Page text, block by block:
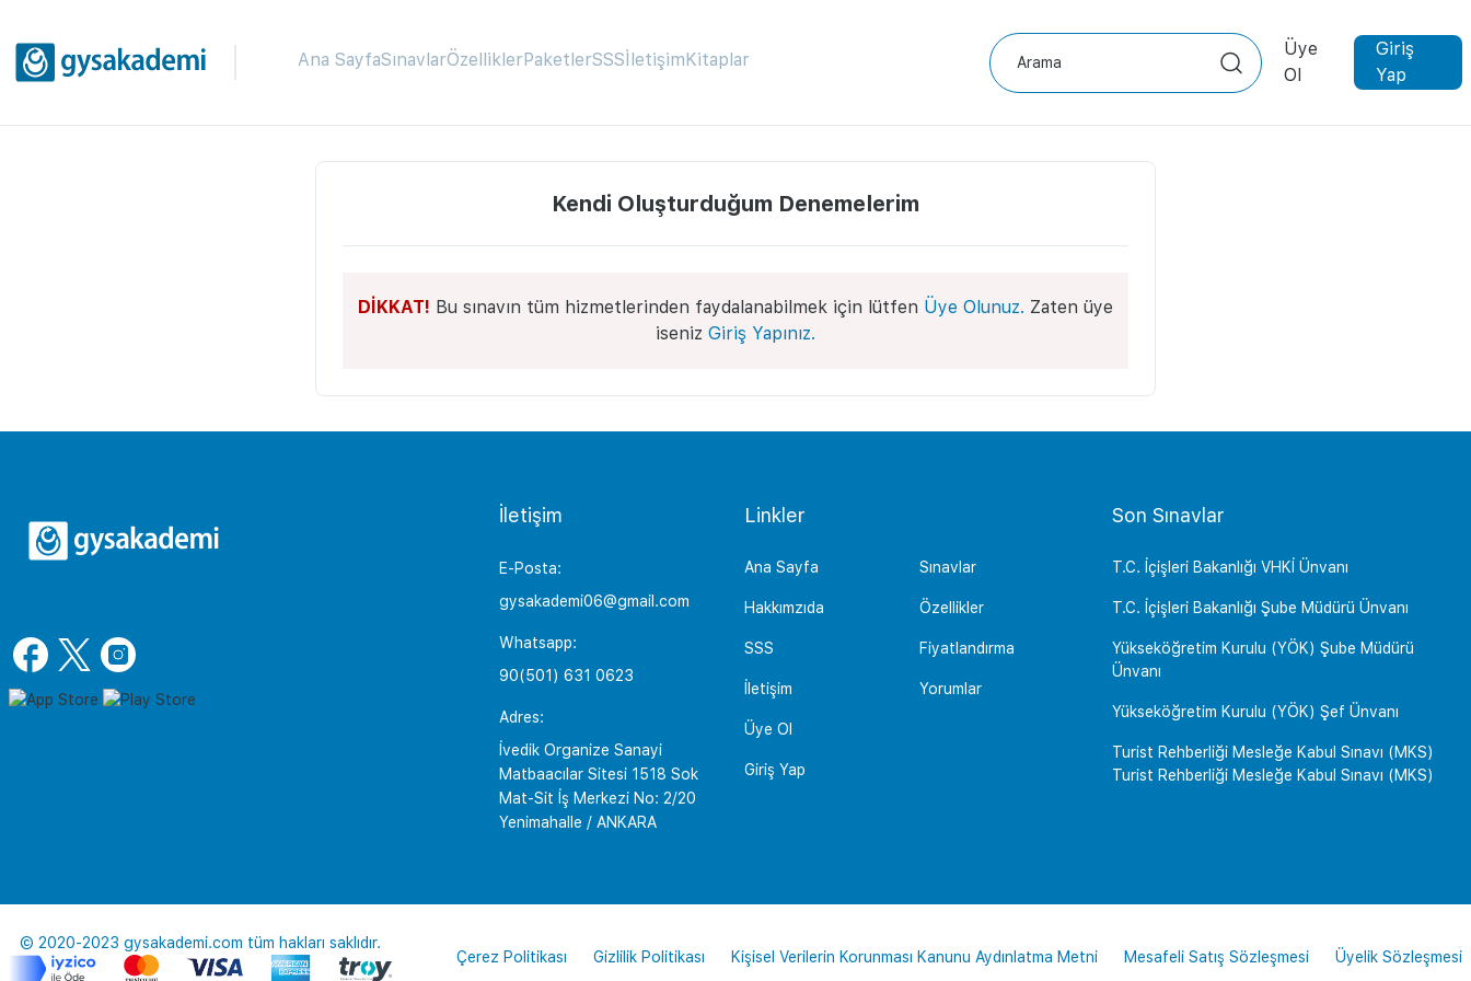
Ana SayfaSınavlarÖzelliklerPaketlerSSSİletişimKitaplar
Üye
Ol
Giriş
Yap
Kendi Oluşturduğum Denemelerim
DİKKAT! Bu sınavın tüm hizmetlerinden faydalanabilmek için lütfen Üye Olunuz. Zaten üye
iseniz Giriş Yapınız.
İletişim
E-Posta:
gysakademi06@gmail.com
Whatsapp:
90(501) 631 0623
Adres:
İvedik Organize Sanayi
Matbaacılar Sitesi 1518 Sok
Mat-Sit İş Merkezi No: 2/20
Yenimahalle / ANKARA
Linkler
Ana Sayfa
Hakkımzıda
SSS
İletişim
Üye Ol
Giriş Yap
Sınavlar
Özellikler
Fiyatlandırma
Yorumlar
Son Sınavlar
T.C. İçişleri Bakanlığı VHKİ Ünvanı
T.C. İçişleri Bakanlığı Şube Müdürü Ünvanı
Yükseköğretim Kurulu (YÖK) Şube Müdürü
Ünvanı
Yükseköğretim Kurulu (YÖK) Şef Ünvanı
Turist Rehberliği Mesleğe Kabul Sınavı (MKS)
Turist Rehberliği Mesleğe Kabul Sınavı (MKS)
© 2020-2023 gysakademi.com tüm hakları saklıdır.
Çerez Politikası
Gizlilik Politikası Kişisel Verilerin Korunması Kanunu Aydınlatma Metni Mesafeli Satış Sözleşmesi Üyelik Sözleşmesi